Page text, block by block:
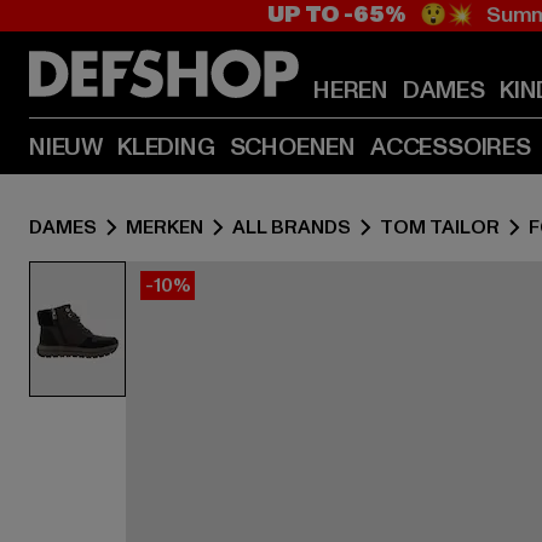
UP TO -65% 😲💥
HEREN DAMES
NIEUW KLEDING SCHOENEN ACCESSOIRES
DAMES MERKEN ALL BRANDS TOM TAILOR
-10%